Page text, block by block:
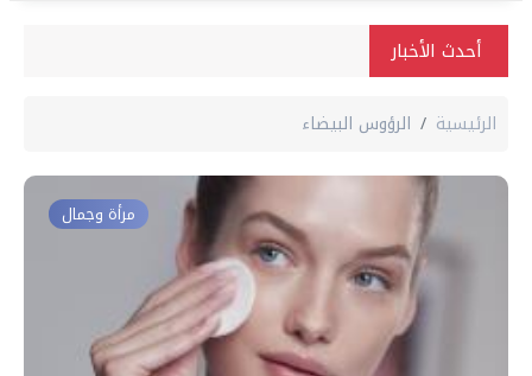
أحدث الأخبار
الرئيسية الرؤوس البيضاء
مرأة وجمال